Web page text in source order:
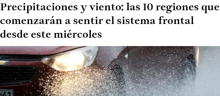
Precipitaciones y viento: las 10 regiones que
comenzarán a sentir el sistema frontal
desde este miércoles